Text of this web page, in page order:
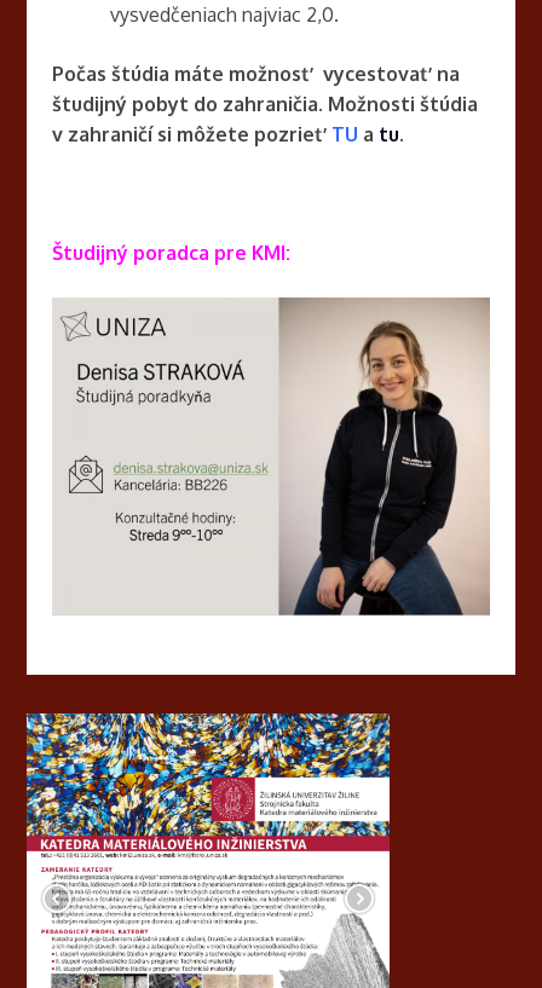
vysvedčeniach najviac 2,0.
Počas štúdia máte možnosť vycestovať na
študijný pobyt do zahraničia. Možnosti štúdia
v zahraničí si môžete pozrieť TU a tu.
Študijný poradca pre KMI: